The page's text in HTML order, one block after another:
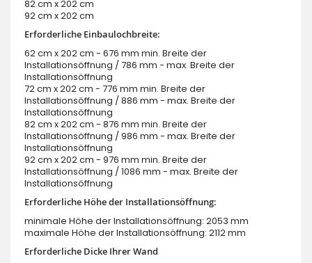
82 cm x 202 cm
92 cm x 202 cm
Erforderliche Einbaulochbreite:
62 cm x 202 cm - 676 mm min. Breite der
Installationsöffnung / 786 mm - max. Breite der
Installationsöffnung
72 cm x 202 cm - 776 mm min. Breite der
Installationsöffnung / 886 mm - max. Breite der
Installationsöffnung
82 cm x 202 cm - 876 mm min. Breite der
Installationsöffnung / 986 mm - max. Breite der
Installationsöffnung
92 cm x 202 cm - 976 mm min. Breite der
Installationsöffnung / 1086 mm - max. Breite der
Installationsöffnung
Erforderliche Höhe der Installationsöffnung:
minimale Höhe der Installationsöffnung: 2053 mm
maximale Höhe der Installationsöffnung: 2112 mm
Erforderliche Dicke Ihrer Wand